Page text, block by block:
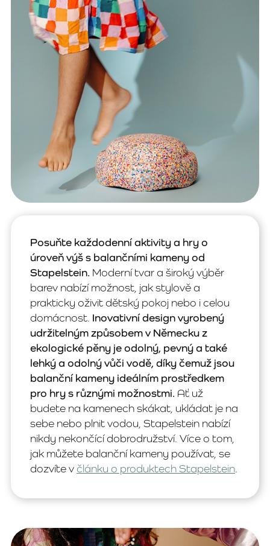
Posuňte každodenní aktivity a hry o
úroveň výš s balančními kameny od
Stapelstein. Moderní tvar a široký výběr
barev nabízí možnost, jak stylově a
prakticky oživit dětský pokoj nebo i celou
domácnost. Inovativní design vyrobený
udržitelným způsobem v Německu z
ekologické pěny je odolný, pevný a také
lehký a odolný vůči vodě, díky čemuž jsou
balanční kameny ideálním prostředkem
pro hry s různými možnostmi. Ať už
budete na kamenech skákat, ukládat je na
sebe nebo plnit vodou, Stapelstein nabízí
nikdy nekončící dobrodružství. Více o tom,
jak můžete balanční kameny používat, se
dozvíte včlánku o produktech Stapelstein.